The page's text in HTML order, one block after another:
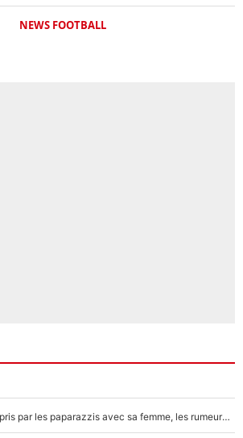
NEWS FOOTBALL
F1 : Charles Leclerc surpris par les paparazzis avec sa femme, les rumeurs étaient vraies !